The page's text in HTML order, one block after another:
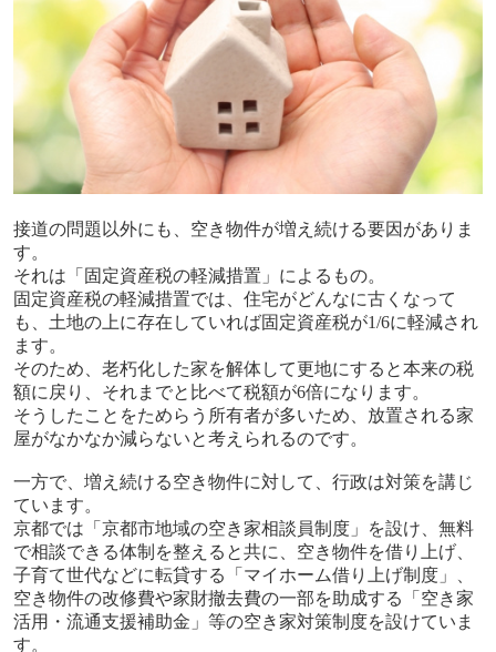
接道の問題以外にも、空き物件が増え続ける要因がありま
す。
それは「固定資産税の軽減措置」によるもの。
固定資産税の軽減措置では、住宅がどんなに古くなって
も、土地の上に存在していれば固定資産税が1/6に軽減され
ます。
そのため、老朽化した家を解体して更地にすると本来の税
額に戻り、それまでと比べて税額が6倍になります。
そうしたことをためらう所有者が多いため、放置される家
屋がなかなか減らないと考えられるのです。
一方で、増え続ける空き物件に対して、行政は対策を講じ
ています。
京都では「京都市地域の空き家相談員制度」を設け、無料
で相談できる体制を整えると共に、空き物件を借り上げ、
子育て世代などに転貸する「マイホーム借り上げ制度」、
空き物件の改修費や家財撤去費の一部を助成する「空き家
活用・流通支援補助金」等の空き家対策制度を設けていま
す。